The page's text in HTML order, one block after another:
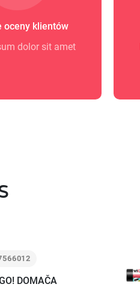
oceny klientów
dolor sit amet
DOMAČA